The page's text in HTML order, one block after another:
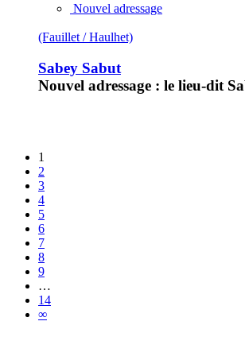
Nouvel adressage
(Fauillet / Haulhet)
Sabey Sabut
Nouvel adressage : le lieu-dit
1
2
3
4
5
6
7
8
9
…
14
∞